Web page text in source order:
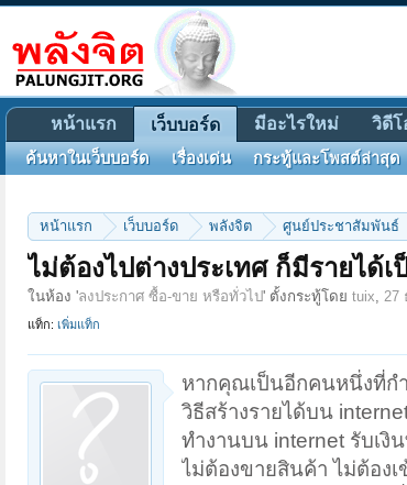
หน้าแรก เว็บบอร์ด พลังจิต ศูนย์ประชาสัมพันธ์
ไม่ต้องไปต่างประเทศ ก็มีรายได้
ในห้อง 'ลงประกาศ ซื้อ-ขาย หรือทั่วไป' ตั้งกระทู้โดย tuix, 27
แท็ก: เพิ่มแท็ก
หากคุณเป็นอีกคนหนึ่งที่ก
วิธีสร้างรายได้บน
ทำงานบน internet รับเงิ
ไม่ต้องขายสินค้า ไม่ต้องเ
หน้าแรก เว็บบอร์ด
ค้นหาในเว็บบอร์ด เรื่องเด่น กระทู้และโพสต์ล่าสุด
มีอะไรใหม่ วิดีโ